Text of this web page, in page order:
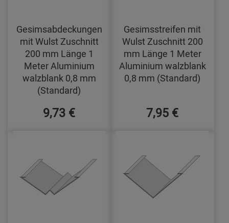
Gesimsabdeckungen
mit Wulst Zuschnitt
200 mm Länge 1
Meter Aluminium
walzblank 0,8 mm
(Standard)
9,73 €
Gesimsstreifen mit
Wulst Zuschnitt 200
mm Länge 1 Meter
Aluminium walzblank
0,8 mm (Standard)
7,95 €